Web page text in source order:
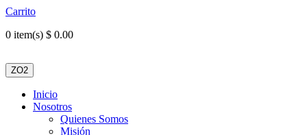
Carrito
0 item(s) $ 0.00
ZO2
Inicio
Nosotros
Quienes Somos
Misión